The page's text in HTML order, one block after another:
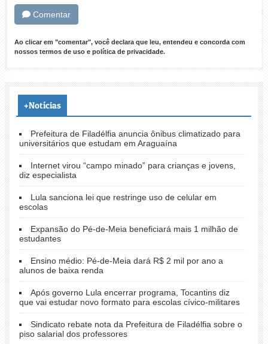
Comentar
Ao clicar em "comentar", você declara que leu, entendeu e concorda com
nossos termos de usoe política de privacidade.
+Notícias
Prefeitura de Filadélfia anuncia ônibus climatizado para
universitários que estudam em Araguaína
Internet virou “campo minado” para crianças e jovens,
diz especialista
Lula sanciona lei que restringe uso de celular em
escolas
Expansão do Pé-de-Meia beneficiará mais 1 milhão de
estudantes
Ensino médio: Pé-de-Meia dará R$ 2 mil por ano a
alunos de baixa renda
Após governo Lula encerrar programa, Tocantins diz
que vai estudar novo formato para escolas cívico-militares
Sindicato rebate nota da Prefeitura de Filadélfia sobre o
piso salarial dos professores